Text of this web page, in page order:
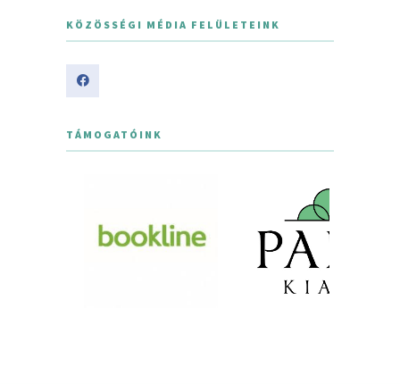
KÖZÖSSÉGI MÉDIA FELÜLETEINK
TÁMOGATÓINK